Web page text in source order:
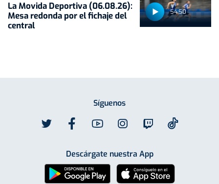
54:50
La Movida Deportiva (06.08.26):
Mesa redonda por el fichaje del
central
Síguenos
Descárgate nuestra App